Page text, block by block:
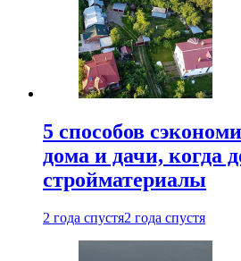
5 способов
дома и дачи, когда
стройматериалы
2 года спустя2 года спустя